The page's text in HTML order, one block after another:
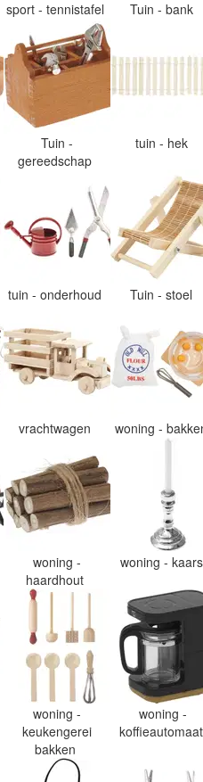
sport - tennistafel Tuin - bank
Tuin -
gereedschap
tuin - hek
tuin - onderhoud Tuin - stoel
vrachtwagen woning -
woning -
haardhout
woning -
woning -
keukengerei
bakken
woning -